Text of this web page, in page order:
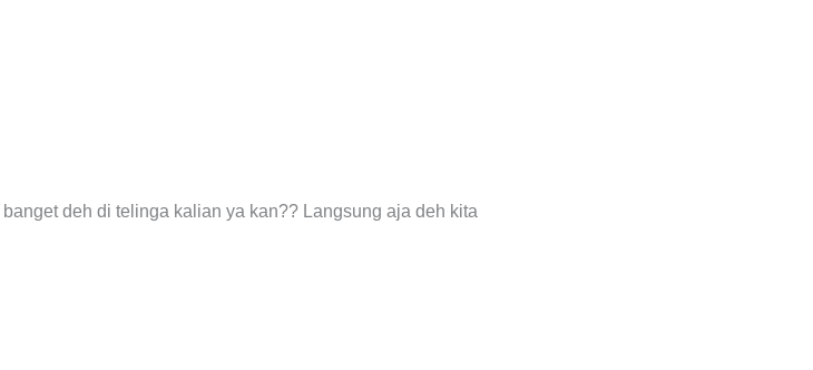
deh di telinga kalian ya kan?? Langsung aja deh kita